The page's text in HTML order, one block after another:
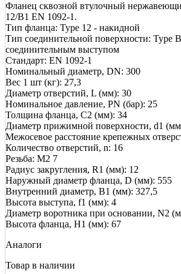
Фланец сквозной втулочный
12/B1 EN 1092-1.
Тип фланца: Type 12 - накидной
Тип соединительной поверхности: Type
соединительным выступом
Стандарт: EN 1092-1
Номинальный диаметр, DN: 300
Вес 1 шт (кг): 27,3
Диаметр отверстий, L (мм): 30
Номинальное давление, PN (бар): 25
Толщина фланца, C2 (мм): 34
Диаметр прижимной поверхности, d1
Межосевое расстояние крепежных
Количество отверстий, n: 16
Резьба: М2 7
Радиус закругления, R1 (мм): 12
Наружный диаметр фланца, D (мм): 555
Внутренний диаметр, B1 (мм): 327,5
Высота выступа, f1 (мм): 4
Диаметр воротника при основании, N2
Высота фланца, Н1 (мм): 67
Аналоги
Товар в наличии